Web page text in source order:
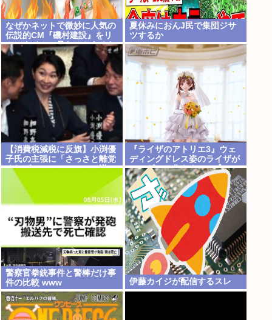
なぜかネットで微妙に人気の
伝説的CM『磯村建設』をリ
アルタイムで見たことあるお
爺さんモメンは存在するの
夏休みにおんJ民で集団ジサ
ツするか
【消費税減税に反旗】小渕優
子氏の主張に「さっさと離党
すればいいのに」SNSで逆
風…父親から続く「消費税の
系譜」とは
『ライザのアトリエ3』ウェ
ディングドレス姿のライザが
フィギュア化キタ───(ﾟ
∀ﾟ)───!!!!!
警察官拳銃事件と警棒だけ事
件の比較 www
伊藤カイジが配信するスレ